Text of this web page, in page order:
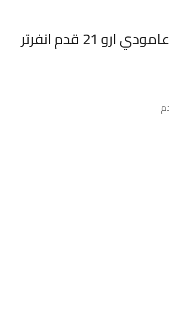
موصفات فريزر عامودي ارو 21 قدم انفرتر